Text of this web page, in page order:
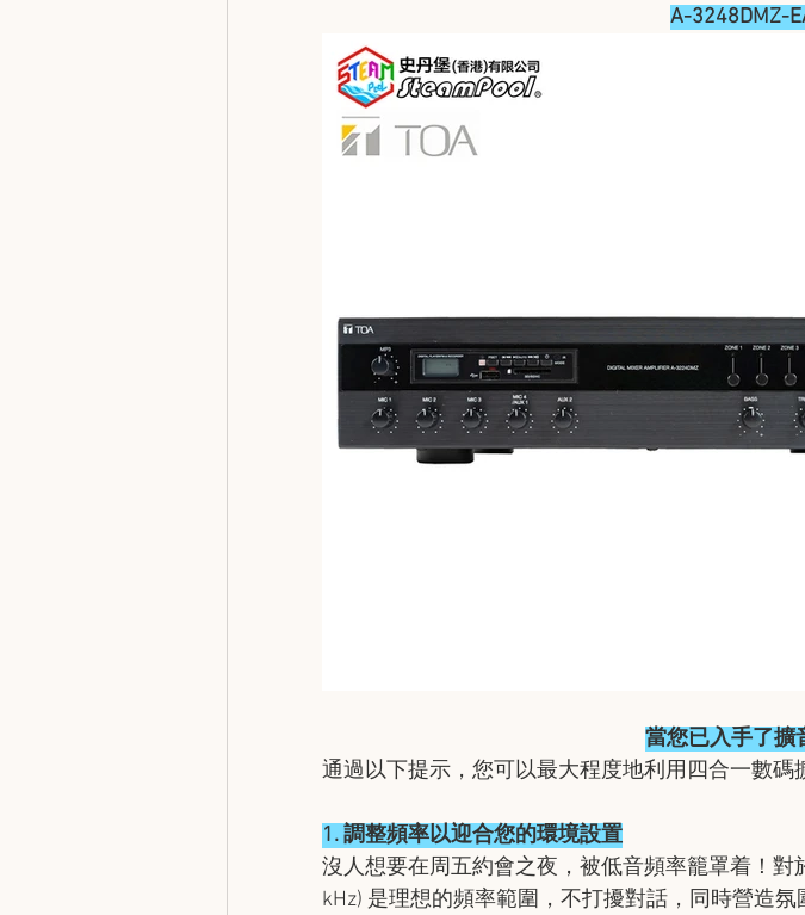
A-3248DMZ-
當您已入手了擴
通過以下提示，您可以最大程度地利用四合一數碼
1.⁠ ⁠調整頻率以迎合您的環境設置
沒人想要在周五約會之夜，被低音頻率籠罩着！對
kHz) 是理想的頻率範圍，不打擾對話，同時營造氛